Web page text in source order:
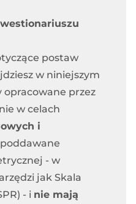
postaw
w niniejszym
opracowane przez
w celach
i
poddawane
- w
jak Skala
- i nie mają